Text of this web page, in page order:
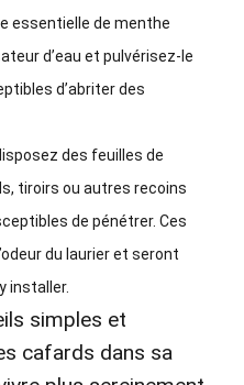
essentielle de menthe
d’eau et pulvérisez-le
d’abriter des
des feuilles de
tiroirs ou autres recoins
de pénétrer. Ces
du laurier et seront
installer.
simples et
cafards dans sa